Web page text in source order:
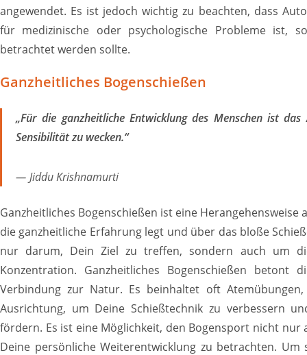
angewendet. Es ist jedoch wichtig zu beachten, dass
für medizinische oder psychologische Probleme ist,
betrachtet werden sollte.
Ganzheitliches Bogenschießen
„Für die ganzheitliche Entwicklung des Menschen ist
Sensibilität zu wecken.“
Jiddu Krishnamurti
Ganzheitliches Bogenschießen ist eine Herangehensweise
die ganzheitliche Erfahrung legt und über das bloße
nur darum, Dein Ziel zu treffen, sondern auch um
Konzentration. Ganzheitliches Bogenschießen
Verbindung zur Natur. Es beinhaltet oft
Ausrichtung, um Deine Schießtechnik zu verbessern
fördern. Es ist eine Möglichkeit, den Bogensport nicht
Deine persönliche Weiterentwicklung zu betrachten.